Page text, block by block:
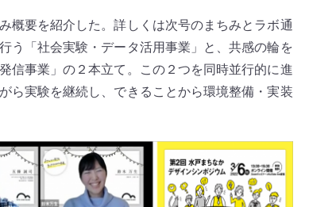
概要を紹介した。詳しくは次号のまちみとラボ通
う「社会実験・データ活用事業」と、共感の輪を
信事業」の２本立て。この２つを同時並行的に進
ら実験を継続し、できることから環境整備・実装